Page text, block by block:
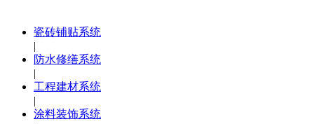
瓷砖铺贴系统
|
防水修缮系统
|
工程建材系统
|
涂料装饰系统